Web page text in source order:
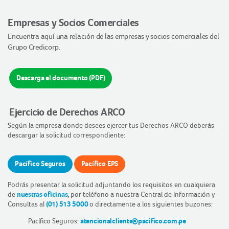
Empresas y Socios Comerciales
Encuentra aquí una relación de las empresas y socios comerciales del
Grupo Credicorp.
Descarga el documento (PDF)
Ejercicio de Derechos ARCO
Según la empresa donde desees ejercer tus Derechos ARCO deberás
descargar la solicitud correspondiente:
Pacífico Seguros Pacífico EPS
Podrás presentar la solicitud adjuntando los requisitos en cualquiera
denuestras oficinas, por teléfono a nuestra Central de Información y
Consultas al(01) 513 5000o directamente a los siguientes buzones:
Pacífico Seguros:atencionalcliente@pacifico.com.pe